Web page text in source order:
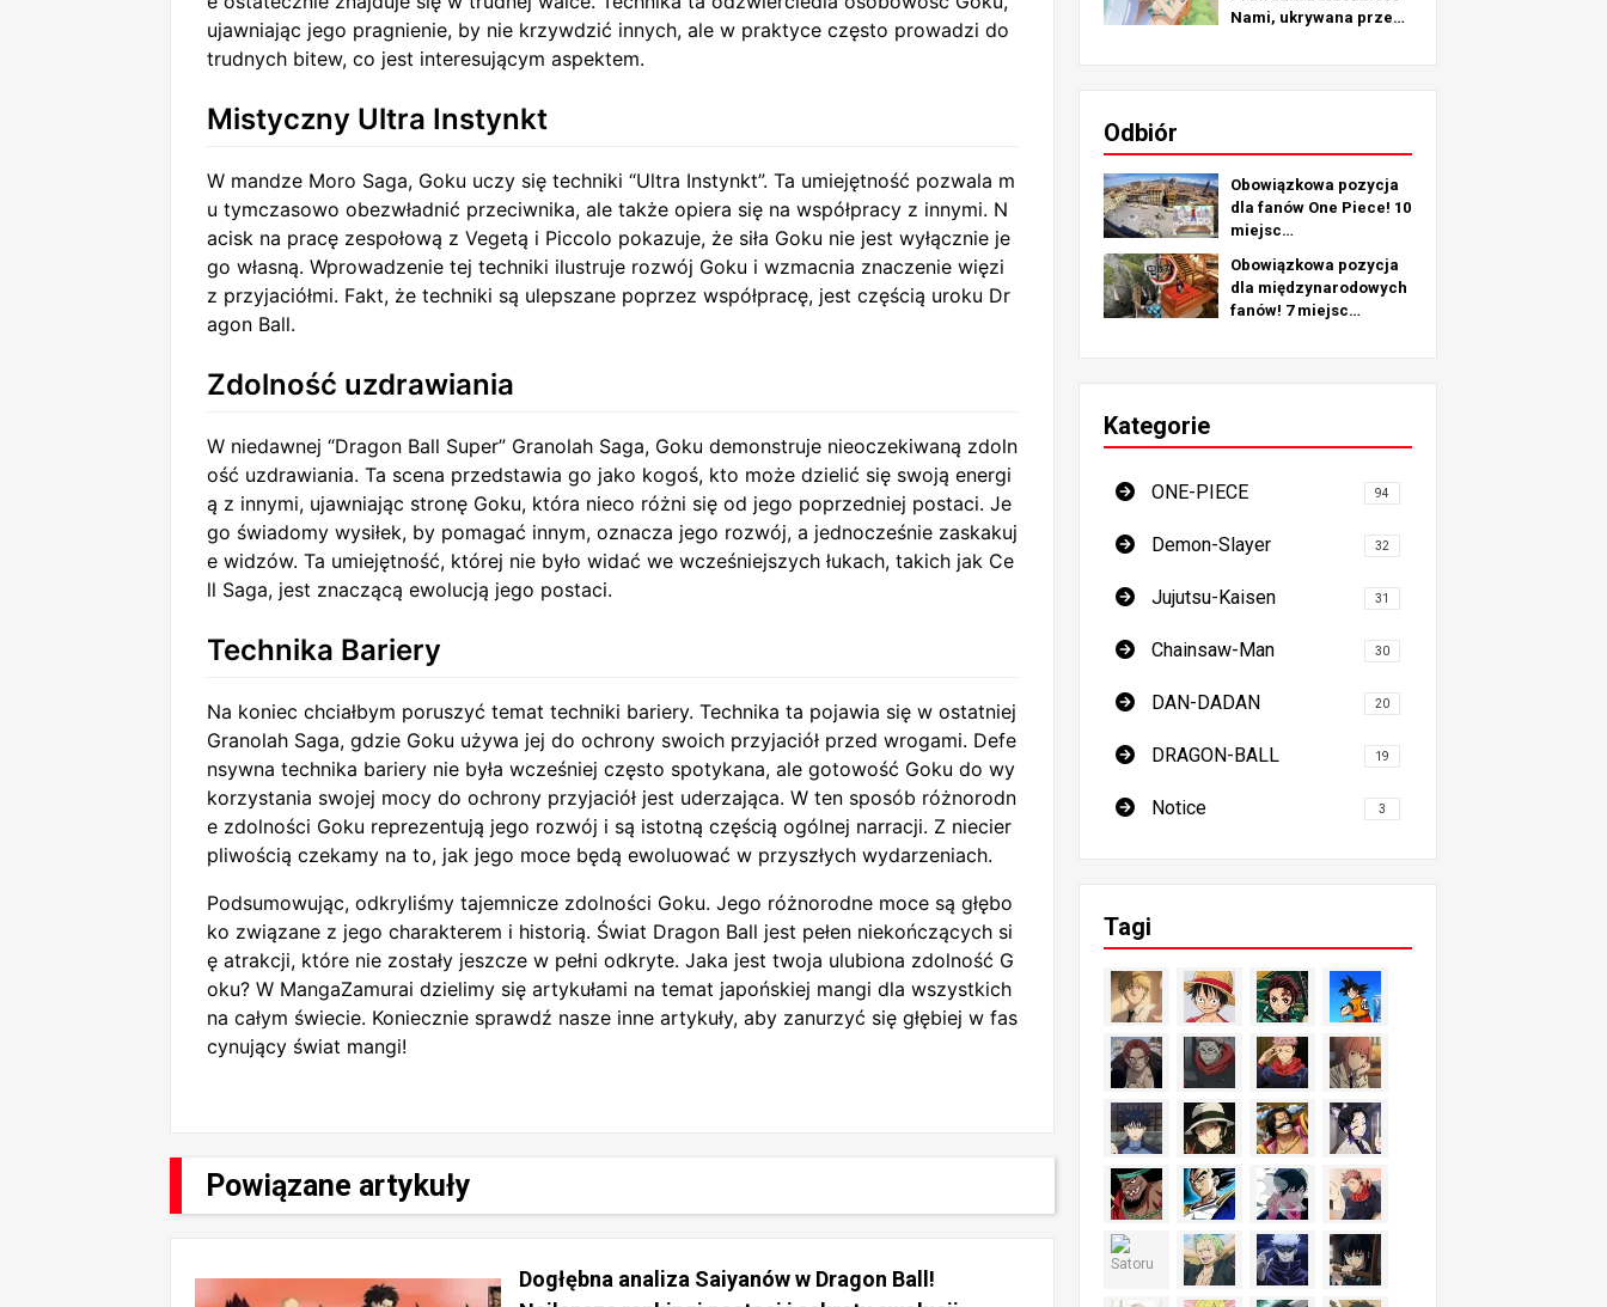
ujawniając jego pragnienie, by nie krzywdzić innych, ale w praktyce często prowadzi do
trudnych bitew, co jest interesującym aspektem.
Mistyczny Ultra Instynkt
W mandze Moro Saga, Goku uczy się techniki “Ultra Instynkt”. Ta umiejętność pozwala m
u tymczasowo obezwładnić przeciwnika, ale także opiera się na współpracy z innymi. N
acisk na pracę zespołową z Vegetą i Piccolo pokazuje, że siła Goku nie jest wyłącznie je
go własną. Wprowadzenie tej techniki ilustruje rozwój Goku i wzmacnia znaczenie więzi
z przyjaciółmi. Fakt, że techniki są ulepszane poprzez współpracę, jest częścią uroku Dr
agon Ball.
Zdolność uzdrawiania
W niedawnej “Dragon Ball Super” Granolah Saga, Goku demonstruje nieoczekiwaną zdoln
ość uzdrawiania. Ta scena przedstawia go jako kogoś, kto może dzielić się swoją energi
ą z innymi, ujawniając stronę Goku, która nieco różni się od jego poprzedniej postaci. Je
go świadomy wysiłek, by pomagać innym, oznacza jego rozwój, a jednocześnie zaskakuj
e widzów. Ta umiejętność, której nie było widać we wcześniejszych łukach, takich jak Ce
ll Saga, jest znaczącą ewolucją jego postaci.
Technika Bariery
Na koniec chciałbym poruszyć temat techniki bariery. Technika ta pojawia się w ostatniej
Granolah Saga, gdzie Goku używa jej do ochrony swoich przyjaciół przed wrogami. Defe
nsywna technika bariery nie była wcześniej często spotykana, ale gotowość Goku do wy
korzystania swojej mocy do ochrony przyjaciół jest uderzająca. W ten sposób różnorodn
e zdolności Goku reprezentują jego rozwój i są istotną częścią ogólnej narracji. Z niecier
pliwością czekamy na to, jak jego moce będą ewoluować w przyszłych wydarzeniach.
Podsumowując, odkryliśmy tajemnicze zdolności Goku. Jego różnorodne moce są głębo
ko związane z jego charakterem i historią. Świat Dragon Ball jest pełen niekończących si
ę atrakcji, które nie zostały jeszcze w pełni odkryte. Jaka jest twoja ulubiona zdolność G
oku? W MangaZamurai dzielimy się artykułami na temat japońskiej mangi dla wszystkich
na całym świecie. Koniecznie sprawdź nasze inne artykuły, aby zanurzyć się głębiej w fas
cynujący świat mangi!
Powiązane artykuły
Dogłębna analiza Saiyanów w Dragon Ball!
Nami, ukrywana przez
Odbiór
Obowiązkowa pozycja
dla fanów One Piece! 10
miejsc
inspirowanych
prawdziwymi
lokalizacjami na całym
Obowiązkowa pozycja
dla międzynarodowych
fanów! 7 miejsc
Kategorie
ONE-PIECE 94
Demon-Slayer 32
Jujutsu-Kaisen 31
Chainsaw-Man 30
DAN-DADAN 20
DRAGON-BALL 19
Notice 3
Tagi